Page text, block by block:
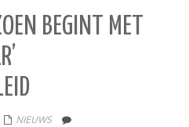
BEGINT MET
NIEUWS